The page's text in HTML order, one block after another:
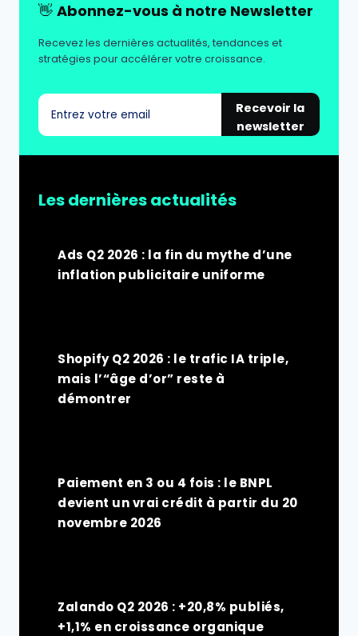
👋 Abonnez-vous à notre Newsletter
Recevez les dernières actualités, tendances et
stratégies pour accélérer votre croissance.
Recevoir la
newsletter
Les dernières actualités
Ads Q2 2026 : la fin du mythe d’une
inflation publicitaire uniforme
Shopify Q2 2026 : le trafic IA triple,
mais l’“âge d’or” reste à
démontrer
Paiement en 3 ou 4 fois : le BNPL
devient un vrai crédit à partir du 20
novembre 2026
Zalando Q2 2026 : +20,8% publiés,
+1,1% en croissance organique